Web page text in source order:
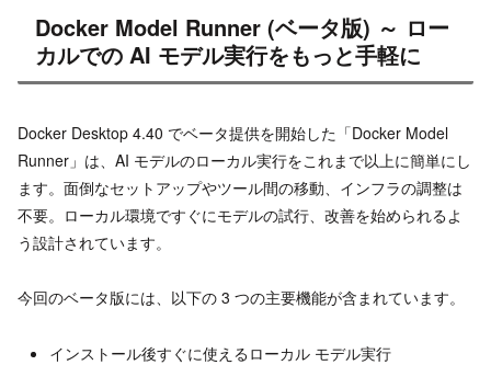
Docker Model Runner (ベータ版) ～ ロー
カルでの AI モデル実行をもっと手軽に
Docker Desktop 4.40 でベータ提供を開始した「Docker Model
Runner」は、AI モデルのローカル実行をこれまで以上に簡単にし
ます。面倒なセットアップやツール間の移動、インフラの調整は
不要。ローカル環境ですぐにモデルの試行、改善を始められるよ
う設計されています。
今回のベータ版には、以下の 3 つの主要機能が含まれています。
インストール後すぐに使えるローカル モデル実行